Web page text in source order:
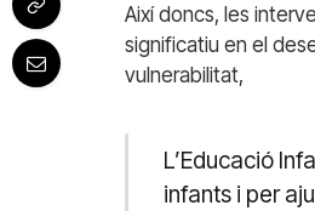
Així doncs, les
significatiu en el
vulnerabilitat,
L’Educació
infants i per